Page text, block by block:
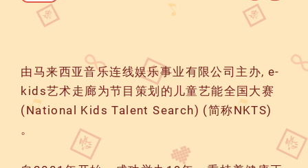
由马来西亚音乐连线娱乐事业有限公司主办, e-
kids艺术走廊为节目策划的儿童艺能全国大赛
(National Kids Talent Search) (简称NKTS)
。